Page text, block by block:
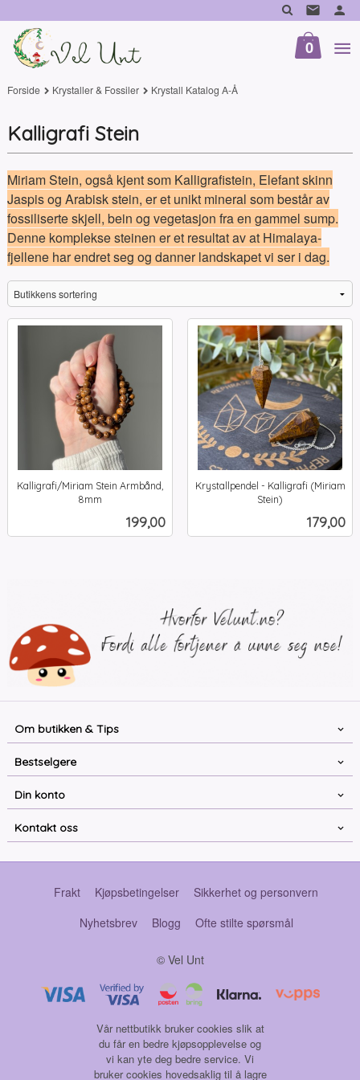
til
innholdet
0
Forside Krystaller & Fossiler Krystall Katalog A-Å
Kalligrafi Stein
Miriam Stein, også kjent som Kalligrafistein, Elefant skinn
Jaspis og Arabisk stein, er et unikt mineral som består av
fossiliserte skjell, bein og vegetasjon fra en gammel sump.
Denne komplekse steinen er et resultat av at Himalaya-
fjellene har endret seg og danner landskapet vi ser i dag.
Kalligrafi/Miriam Stein Armbånd,
8mm
Pris
199,00
Krystallpendel - Kalligrafi (Miriam
Stein)
Pris
179,00
Om butikken & Tips
Bestselgere
Din konto
Kontakt oss
Frakt Kjøpsbetingelser
Sikkerhet og personvern
Nyhetsbrev
Blogg Ofte stilte spørsmål
© Vel Unt
Vår nettbutikk bruker cookies slik at
du får en bedre kjøpsopplevelse og
vi kan yte deg bedre service. Vi
bruker cookies hovedsaklig til å lagre